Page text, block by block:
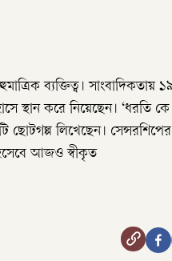
ব্যক্তিত্ব।
স্থান করে নিয়েছেন।
ছোটগল্প লিখেছেন।
আজও স্বীকৃত